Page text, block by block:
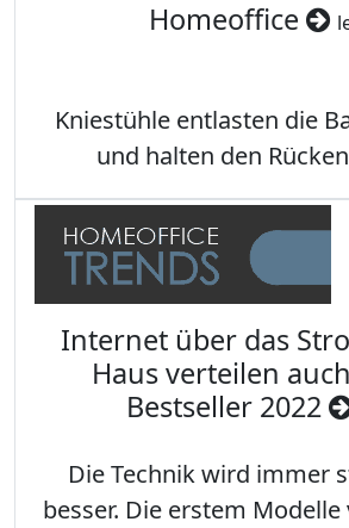
Homeoffice
Kniestühle entlasten die
und halten den
Internet über das
Haus verteilen
Bestseller 2022
Die Technik wird immer
besser. Die erstem Modelle